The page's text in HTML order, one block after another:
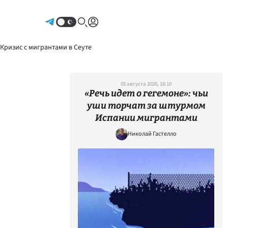
Кризис с мигрантами в Сеуте
05 августа 2026, 18:10
«Речь идет о гегемоне»: чьи
уши торчат за штурмом
Испании мигрантами
Николай Гастелло